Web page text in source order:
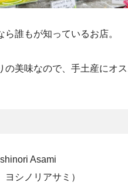
ら誰もが知っているお店。
の美味なので、手土産にオス
Asami
シノリアサミ）